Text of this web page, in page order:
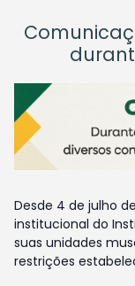
Desde 4 de julho
institucional do
suas unidades
restrições